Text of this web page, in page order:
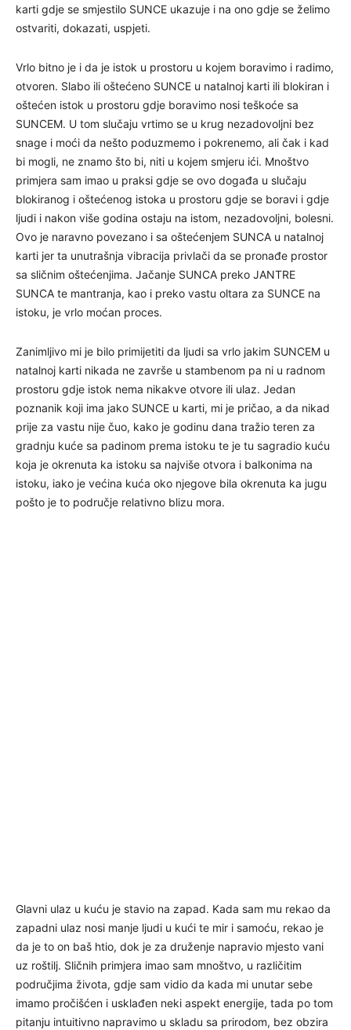
karti gdje se smjestilo SUNCE ukazuje i na ono gdje se želimo
ostvariti, dokazati, uspjeti.
Vrlo bitno je i da je istok u prostoru u kojem boravimo i radimo,
otvoren. Slabo ili oštećeno SUNCE u natalnoj karti ili blokiran i
oštećen istok u prostoru gdje boravimo nosi teškoće sa
SUNCEM. U tom slučaju vrtimo se u krug nezadovoljni bez
snage i moći da nešto poduzmemo i pokrenemo, ali čak i kad
bi mogli, ne znamo što bi, niti u kojem smjeru ići. Mnoštvo
primjera sam imao u praksi gdje se ovo događa u slučaju
blokiranog i oštećenog istoka u prostoru gdje se boravi i gdje
ljudi i nakon više godina ostaju na istom, nezadovoljni, bolesni.
Ovo je naravno povezano i sa oštećenjem SUNCA u natalnoj
karti jer ta unutrašnja vibracija privlači da se pronađe prostor
sa sličnim oštećenjima. Jačanje SUNCA preko JANTRE
SUNCA te mantranja, kao i preko vastu oltara za SUNCE na
istoku, je vrlo moćan proces.
Zanimljivo mi je bilo primijetiti da ljudi sa vrlo jakim SUNCEM u
natalnoj karti nikada ne završe u stambenom pa ni u radnom
prostoru gdje istok nema nikakve otvore ili ulaz. Jedan
poznanik koji ima jako SUNCE u karti, mi je pričao, a da nikad
prije za vastu nije čuo, kako je godinu dana tražio teren za
gradnju kuće sa padinom prema istoku te je tu sagradio kuću
koja je okrenuta ka istoku sa najviše otvora i balkonima na
istoku, iako je većina kuća oko njegove bila okrenuta ka jugu
pošto je to područje relativno blizu mora.
Glavni ulaz u kuću je stavio na zapad. Kada sam mu rekao da
zapadni ulaz nosi manje ljudi u kući te mir i samoću, rekao je
da je to on baš htio, dok je za druženje napravio mjesto vani
uz roštilj. Sličnih primjera imao sam mnoštvo, u različitim
područjima života, gdje sam vidio da kada mi unutar sebe
imamo pročišćen i usklađen neki aspekt energije, tada po tom
pitanju intuitivno napravimo u skladu sa prirodom, bez obzira